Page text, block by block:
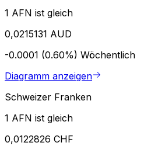
1 AFN ist gleich
0,0215131 AUD
-0.0001 (0.60%) Wöchentlich
Diagramm anzeigen
Schweizer Franken
1 AFN ist gleich
0,0122826 CHF